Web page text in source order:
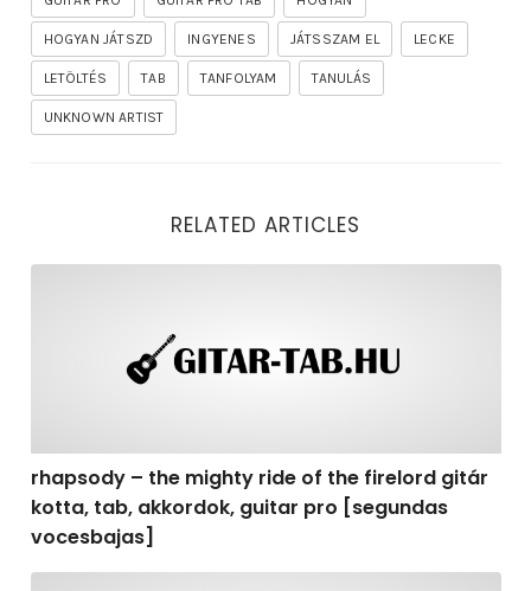
HOGYAN JÁTSZD INGYENES JÁTSSZAM EL LECKE
LETÖLTÉS TAB TANFOLYAM TANULÁS
UNKNOWN ARTIST
RELATED ARTICLES
rhapsody – the mighty ride of the firelord gitár
kotta, tab, akkordok, guitar pro [segundas
vocesbajas]